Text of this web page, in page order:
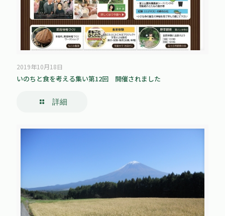
2019年10月18日
いのちと食を考える集い第12回 開催されました
詳細